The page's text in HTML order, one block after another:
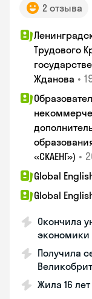
2 отзыва
Трудового
Жданова •
«СКАЕНГ») •
Global
Global
Окончила
экономики
Получила
Жила 16